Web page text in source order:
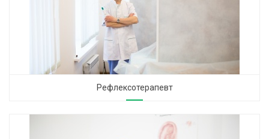
Рефлексотерапевт